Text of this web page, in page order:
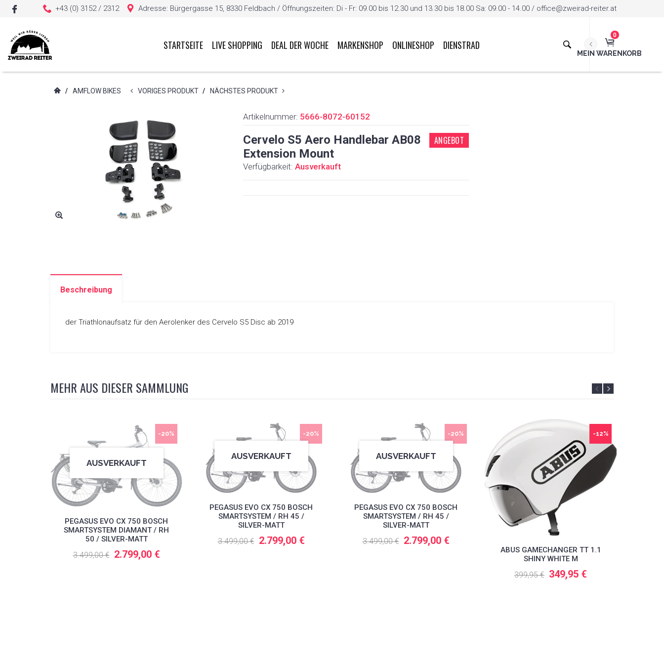
+43 (0) 3152 / 2312 Adresse: Bürgergasse 15, 8330 Feldbach / Öffnungszeiten: Di - Fr: 09.00 bis 12.30 und 13.30 bis 18.00 Sa: 09.00 - 14.00 / office@zweirad-reiter.at
0
MEIN WARENKORB
Sie haben keine Artikel in Ihrem Warenkorb
STARTSEITE LIVE SHOPPING DEAL DER WOCHE MARKENSHOP ONLINESHOP DIENSTRAD
/ AMFLOW BIKES VORIGES PRODUKT / NÄCHSTES PRODUKT
Artikelnummer: 5666-8072-60152
Cervelo S5 Aero Handlebar AB08
Extension Mount
ANGEBOT
Verfügbarkeit: Ausverkauft
Beschreibung
der Triathlonaufsatz für den Aerolenker des Cervelo S5 Disc ab 2019
MEHR AUS DIESER SAMMLUNG
-20%
AUSVERKAUFT
PEGASUS EVO CX 750 BOSCH
SMARTSYSTEM DIAMANT / RH
50 / SILVER-MATT
3.499,00 € 2.799,00 €
-20%
AUSVERKAUFT
PEGASUS EVO CX 750 BOSCH
SMARTSYSTEM / RH 45 /
SILVER-MATT
3.499,00 € 2.799,00 €
-20%
AUSVERKAUFT
PEGASUS EVO CX 750 BOSCH
SMARTSYSTEM / RH 45 /
SILVER-MATT
3.499,00 € 2.799,00 €
-12%
ABUS GAMECHANGER TT 1.1
SHINY WHITE M
399,95 € 349,95 €